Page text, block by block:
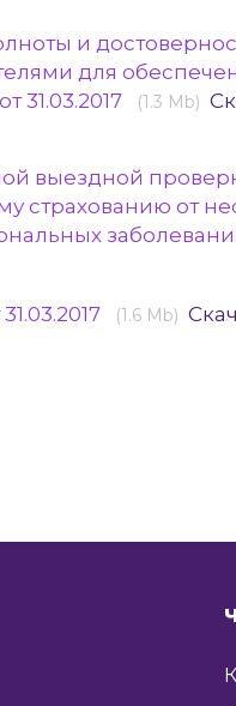
и
для
31.03.2017
(1.3 Mb)
выездной
страхованию от
(1.6 Mb)